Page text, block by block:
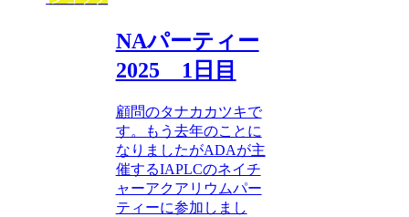
NAパーティー
2025 1日目
顧問のタナカカツキで
す。もう去年のことに
なりましたがADAが主
催するIAPLCのネイチ
ャーアクアリウムパー
ティーに参加しまし